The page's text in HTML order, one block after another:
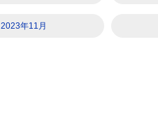
2023年11月